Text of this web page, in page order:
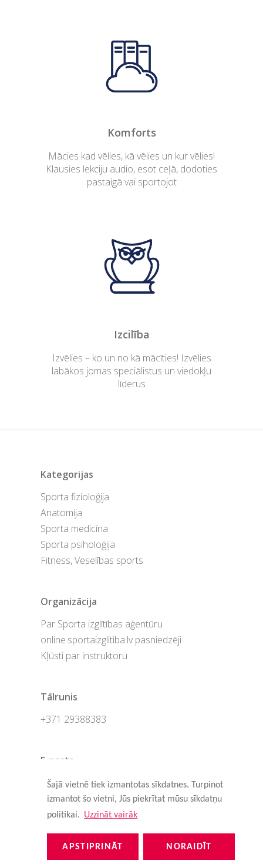
Šajā vietnē tiek izmantotas sīkdatnes. Turpinot
izmantot šo vietni, Jūs piekrītat mūsu sīkdatņu
politikai. Uzzināt vairāk
NORAIDĪT
APSTIPRINĀT
Komforts
Mācies kad vēlies, kā vēlies un kur vēlies!
Klausies lekciju audio, esot ceļā, dodoties
pastaigā vai sportojot
Izcilība
Izvēlies – ko un no kā mācīties! Izvēlies
labākos jomas speciālistus un viedokļu
līderus
Organizācija
Par Sporta izglītības aģentūru
online.sportaizglitiba.lv pasniedzēji
Kļūsti par instruktoru
Kategorijas
Sporta fizioloģija
Anatomija
Sporta medicīna
Sporta psiholoģija
Fitness, Veselības sports
Tālrunis
+371 29388383
E-pasts
online@sportaizglitiba.lv